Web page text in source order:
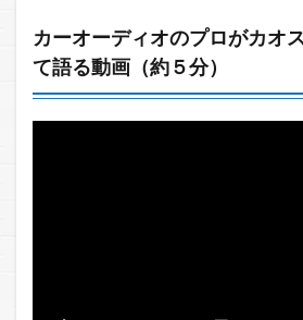
カーオーディオのプロがカオ
て語る動画（約５分）